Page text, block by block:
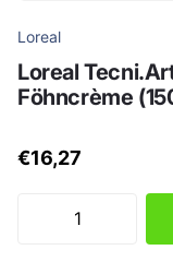
Loreal
Loreal
Föhncrème
€16,27